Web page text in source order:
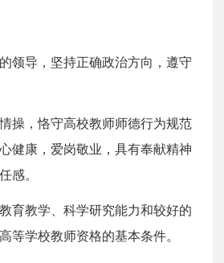
领导，坚持正确政治方向，遵守
操，恪守高校教师师德行为规范
健康，爱岗敬业，具有奉献精神
感。
育教学、科学研究能力和较好的
等学校教师资格的基本条件。